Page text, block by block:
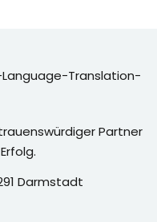
Partner
Darmstadt